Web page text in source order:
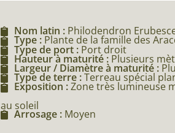
Nom latin : Philodendron
Type : Plante de la famille des
Type de port : Port droit
Hauteur à maturité : Plusieurs
Largeur / Diamètre à maturité :
Type de terre :Terreau spécial
Exposition :Zone très lumineuse
au soleil
Arrosage : Moyen